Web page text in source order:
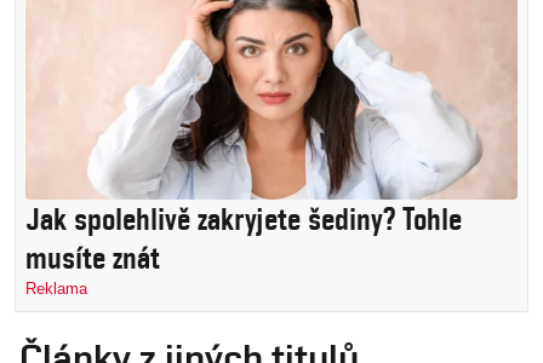
Jak spolehlivě zakryjete šediny? Tohle
musíte znát
Reklama